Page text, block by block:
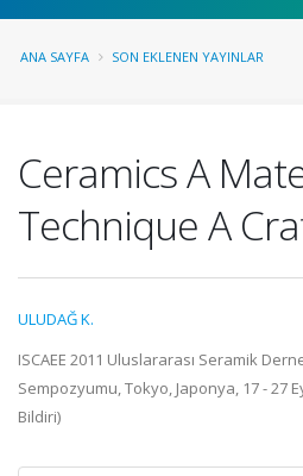
ANA SAYFA SON EKLENEN YAYINLAR
Ceramics A
Technique A
ULUDAĞ K.
ISCAEE 2011 Uluslararası Seramik
Sempozyumu, Tokyo, Japonya, 17 - 27
Bildiri)